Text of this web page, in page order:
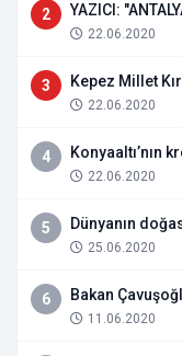
2 YAZICI:
22.06.2020
3 Kepez Millet
22.06.2020
4 Konyaaltı’nın
22.06.2020
5 Dünyanın
25.06.2020
6 Bakan
11.06.2020